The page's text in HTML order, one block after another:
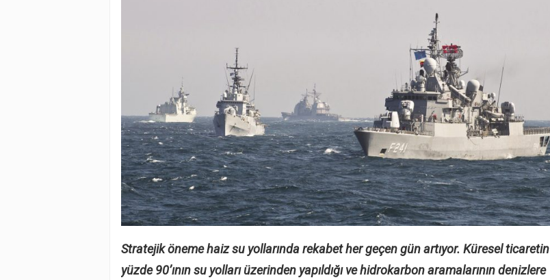
Stratejik öneme haiz su yollarında rekabet her geçen gün artıyor. Küresel ticaretin
yüzde 90’ının su yolları üzerinden yapıldığı ve hidrokarbon aramalarının denizlere